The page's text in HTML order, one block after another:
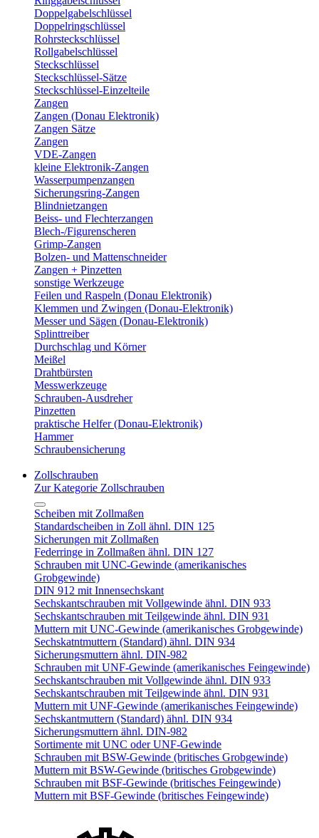
Doppelgabelschlüssel
Doppelringschlüssel
Rohrsteckschlüssel
Rollgabelschlüssel
Steckschlüssel
Steckschlüssel-Sätze
Steckschlüssel-Einzelteile
Zangen
Zangen (Donau Elektronik)
Zangen Sätze
Zangen
VDE-Zangen
kleine Elektronik-Zangen
Wasserpumpenzangen
Sicherungsring-Zangen
Blindnietzangen
Beiss- und Flechterzangen
Blech-/Figurenscheren
Grimp-Zangen
Bolzen- und Mattenschneider
Zangen + Pinzetten
sonstige Werkzeuge
Feilen und Raspeln (Donau Elektronik)
Klemmen und Zwingen (Donau-Elektronik)
Messer und Sägen (Donau-Elektronik)
Splinttreiber
Durchschlag und Körner
Meißel
Drahtbürsten
Messwerkzeuge
Schrauben-Ausdreher
Pinzetten
praktische Helfer (Donau-Elektronik)
Hammer
Schraubensicherung
Zollschrauben
Zur Kategorie Zollschrauben
Scheiben mit Zollmaßen
Standardscheiben in Zoll ähnl. DIN 125
Sicherungen mit Zollmaßen
Federringe in Zollmaßen ähnl. DIN 127
Schrauben mit UNC-Gewinde (amerikanisches
Grobgewinde)
DIN 912 mit Innensechskant
Sechskantschrauben mit Vollgewinde ähnl. DIN 933
Sechskantschrauben mit Teilgewinde ähnl. DIN 931
Muttern mit UNC-Gewinde (amerikanisches Grobgewinde)
Sechskatntmuttern (Standard) ähnl. DIN 934
Sicherungsmuttern ähnl. DIN-982
Schrauben mit UNF-Gewinde (amerikanisches Feingewinde)
Sechskantschrauben mit Vollgewinde ähnl. DIN 933
Sechskantschrauben mit Teilgewinde ähnl. DIN 931
Muttern mit UNF-Gewinde (amerikanisches Feingewinde)
Sechskantmuttern (Standard) ähnl. DIN 934
Sicherungsmuttern ähnl. DIN-982
Sortimente mit UNC oder UNF-Gewinde
Schrauben mit BSW-Gewinde (britisches Grobgewinde)
Muttern mit BSW-Gewinde (britisches Grobgewinde)
Schrauben mit BSF-Gewinde (britisches Feingewinde)
Muttern mit BSF-Gewinde (britisches Feingewinde)